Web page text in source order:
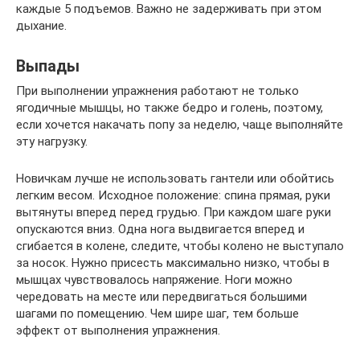
каждые 5 подъемов. Важно не задерживать при этом
дыхание.
Выпады
При выполнении упражнения работают не только
ягодичные мышцы, но также бедро и голень, поэтому,
если хочется накачать попу за неделю, чаще выполняйте
эту нагрузку.
Новичкам лучше не использовать гантели или обойтись
легким весом. Исходное положение: спина прямая, руки
вытянуты вперед перед грудью. При каждом шаге руки
опускаются вниз. Одна нога выдвигается вперед и
сгибается в колене, следите, чтобы колено не выступало
за носок. Нужно присесть максимально низко, чтобы в
мышцах чувствовалось напряжение. Ноги можно
чередовать на месте или передвигаться большими
шагами по помещению. Чем шире шаг, тем больше
эффект от выполнения упражнения.